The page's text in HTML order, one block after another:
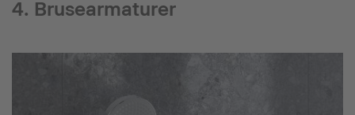
4. Brusearmaturer